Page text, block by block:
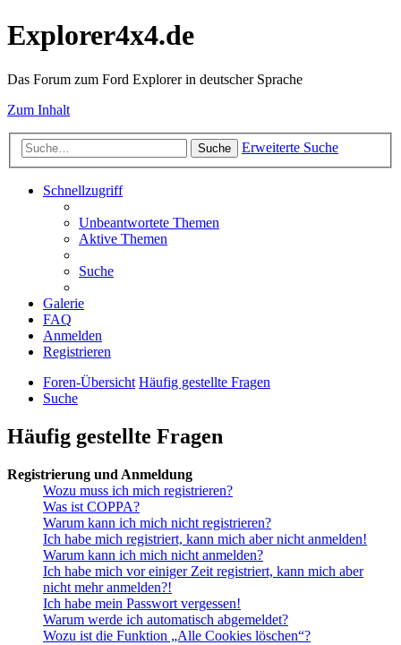
Explorer4x4.de
Das Forum zum Ford Explorer in deutscher Sprache
Zum Inhalt
Suche Erweiterte Suche
Schnellzugriff
Unbeantwortete Themen
Aktive Themen
Suche
Galerie
FAQ
Anmelden
Registrieren
Foren-Übersicht Häufig gestellte Fragen
Suche
Häufig gestellte Fragen
Registrierung und Anmeldung
Wozu muss ich mich registrieren?
Was ist COPPA?
Warum kann ich mich nicht registrieren?
Ich habe mich registriert, kann mich aber nicht anmelden!
Warum kann ich mich nicht anmelden?
Ich habe mich vor einiger Zeit registriert, kann mich aber
nicht mehr anmelden?!
Ich habe mein Passwort vergessen!
Warum werde ich automatisch abgemeldet?
Wozu ist die Funktion „Alle Cookies löschen“?